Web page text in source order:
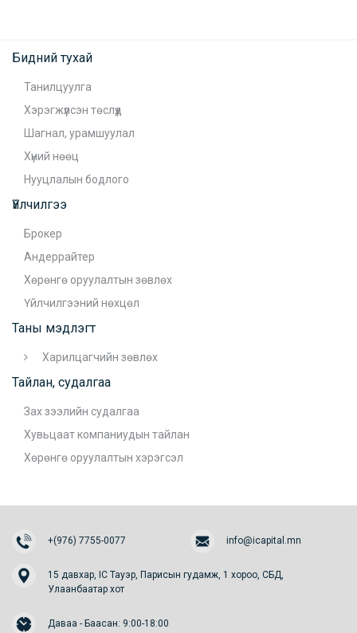
Бидний тухай
Танилцуулга
Хэрэгжүүлсэн төслүүд
Шагнал, урамшуулал
Хүний нөөц
Нууцлалын бодлого
Үйлчилгээ
Брокер
Андеррайтер
Хөрөнгө оруулалтын зөвлөх
Үйлчилгээний нөхцөл
Таны мэдлэгт
Харилцагчийн зөвлөх
Тайлан, судалгаа
Зах зээлийн судалгаа
Хувьцаат компаниудын тайлан
Хөрөнгө оруулалтын хэрэгсэл
+(976) 7755-0077 info@icapital.mn
15 давхар, IC Тауэр, Парисын гудамж, 1 хороо, СБД,
Улаанбаатар хот
Даваа - Баасан: 9:00-18:00